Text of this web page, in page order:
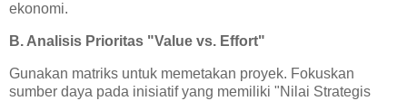
ekonomi.
B. Analisis Prioritas "Value vs. Effort"
Gunakan matriks untuk memetakan proyek. Fokuskan
sumber daya pada inisiatif yang memiliki "Nilai Strategis